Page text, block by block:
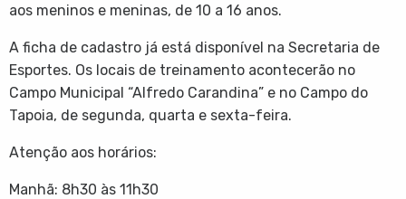
aos meninos e meninas, de 10 a 16 anos.
A ficha de cadastro já está disponível na Secretaria de
Esportes. Os locais de treinamento acontecerão no
Campo Municipal “Alfredo Carandina” e no Campo do
Tapoia, de segunda, quarta e sexta-feira.
Atenção aos horários:
Manhã: 8h30 às 11h30